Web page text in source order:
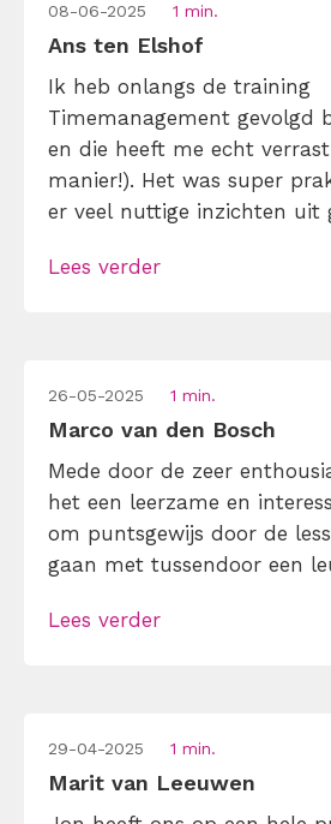
08-06-2025 1 min.
Ans ten Elshof
Ik heb onlangs de training
Timemanagement gevolgd
en die heeft me echt
manier!). Het was super
er veel nuttige inzichten uit
trainer wist alles op een
Lees verder
26-05-2025 1 min.
Marco van den Bosch
Mede door de zeer
het een leerzame en
om puntsgewijs door de
gaan met tussendoor een
Lees verder
29-04-2025 1 min.
Marit van Leeuwen